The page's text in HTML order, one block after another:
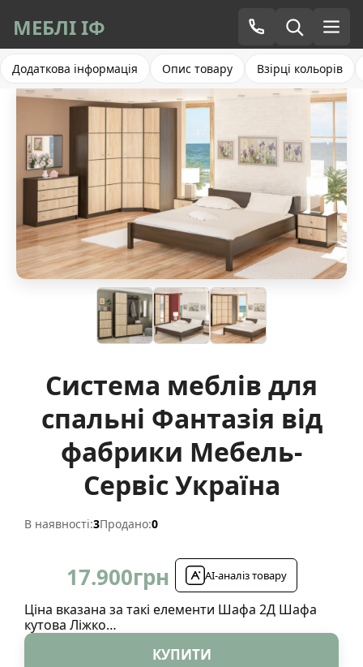
МЕБЛІ ІФ
Додаткова інформація Опис товару Взірці кольорів
Система меблів для
спальні Фантазія від
фабрики Мебель-
Сервіс Україна
В наявності:3Продано:0
17.900грн AI-аналіз товару
Ціна вказана за такі елементи Шафа 2Д Шафа
кутова Ліжко…
КУПИТИ